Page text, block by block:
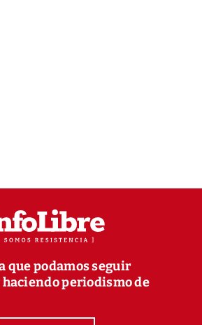
que podamos seguir
periodismo de